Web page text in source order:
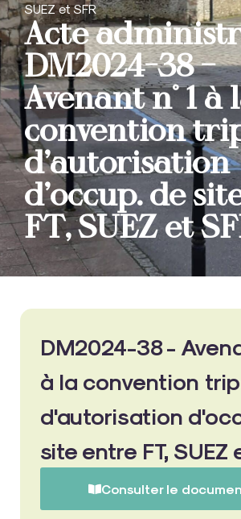
SUEZ et SFR
Acte
DM2024-38 –
Avenant n° 1 à
convention
d’autorisation
d’occup. de
FT, SUEZ et
DM2024-38 -
à la convention
d'autorisation
site entre FT, SUEZ
Consulter le